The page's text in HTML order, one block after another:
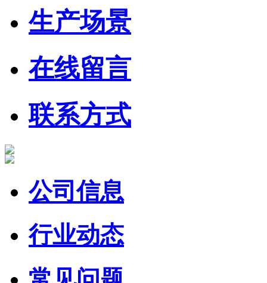
生产场景
在线留言
联系方式
公司信息
行业动态